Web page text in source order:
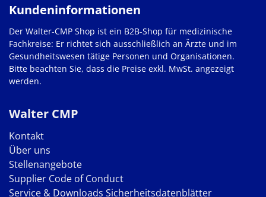
Walter CMP
Kontakt
Über uns
Stellenangebote
Supplier Code of Conduct
Service & Downloads Sicherheitsdatenblätter
Kundeninformationen
Der Walter-CMP Shop ist ein B2B-Shop für medizinische
Fachkreise: Er richtet sich ausschließlich an Ärzte und im
Gesundheitswesen tätige Personen und Organisationen.
Bitte beachten Sie, dass die Preise exkl. MwSt. angezeigt
werden.